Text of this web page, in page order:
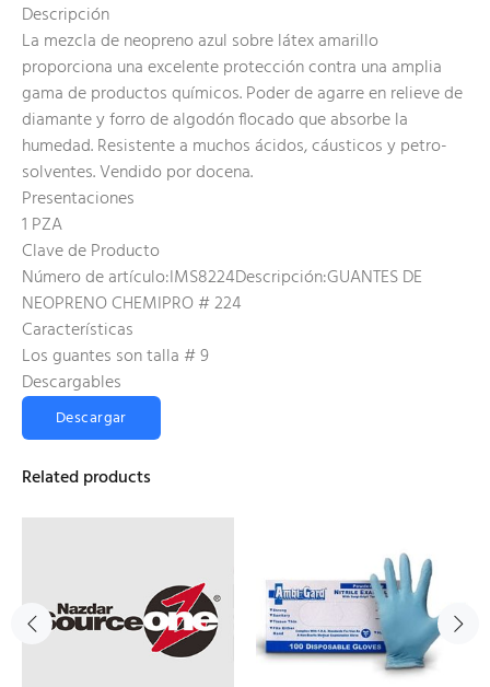
Descripción
La mezcla de neopreno azul sobre látex amarillo
proporciona una excelente protección contra una amplia
gama de productos químicos. Poder de agarre en relieve de
diamante y forro de algodón flocado que absorbe la
humedad. Resistente a muchos ácidos, cáusticos y petro-
solventes. Vendido por docena.
Presentaciones
1 PZA
Clave de Producto
Número de artículo:IMS8224Descripción:GUANTES DE
NEOPRENO CHEMIPRO # 224
Características
Los guantes son talla # 9
Descargables
Descargar
Related products